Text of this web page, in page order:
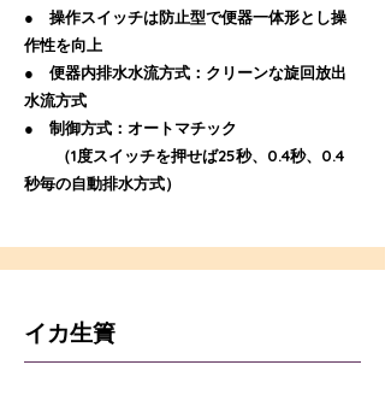
● 操作スイッチは防止型で便器一体形とし操
作性を向上
● 便器内排水水流方式：クリーンな旋回放出
水流方式
● 制御方式：オートマチック
（1度スイッチを押せば25秒、0.4秒、0.4
秒毎の自動排水方式）
イカ生簀